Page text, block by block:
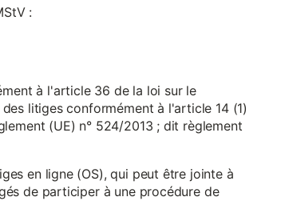
:
à l'article 36 de la loi sur le
litiges conformément à l'article 14 (1)
(UE) n° 524/2013 ; dit règlement
en ligne (OS), qui peut être jointe à
de participer à une procédure de